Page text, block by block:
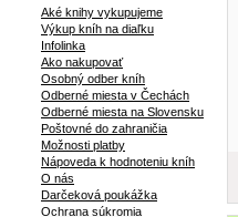
Aké knihy vykupujeme
Výkup kníh na diaľku
Infolinka
Ako nakupovať
Osobný odber kníh
Odberné miesta v Čechách
Odberné miesta na Slovensku
Poštovné do zahraničia
Možnosti platby
Nápoveda k hodnoteniu kníh
O nás
Darčeková poukážka
Ochrana súkromia